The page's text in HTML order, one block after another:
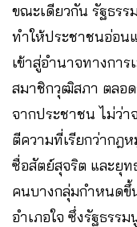
ขณะเดียวกัน รัฐธร
ทำให้ประชาชนอ่อน
เข้าสู่อำนาจทางการ
สมาชิกวุฒิสภา ตลอ
จากประชาชน ไม่ว่า
ตีความที่เรียกว่ากฎ
ซื่อสัตย์สุจริต และยุ
คนบางกลุ่มกำหนดขึ้
อำเภอใจ ซึ่งรัฐธรร